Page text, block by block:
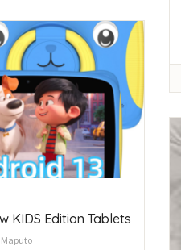
KIDS Edition Tablets